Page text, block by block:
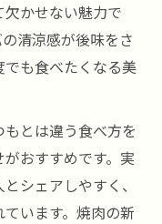
かせない魅力で
清涼感が後味をさ
も食べたくなる美
とは違う食べ方を
おすすめです。実
シェアしやすく、
います。焼肉の新